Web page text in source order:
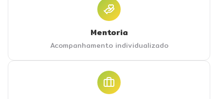
Mentoria
Acompanhamento individualizado